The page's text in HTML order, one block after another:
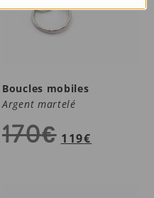
Boucles mobiles
Argent martelé
170€ 119€